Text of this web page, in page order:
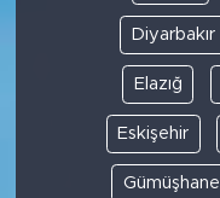
Diyarbakır
Elazığ
Eskişehir
Gümüşhane